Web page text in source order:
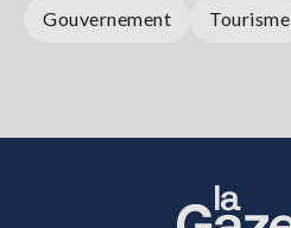
Gouvernement Tourisme